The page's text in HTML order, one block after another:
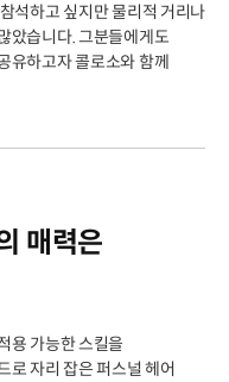
석하고 싶지만 물리적 거리나
았습니다. 그분들에게도
유하고자 콜로소와 함께
매력은
용 가능한 스킬을
로 자리 잡은 퍼스널 헤어